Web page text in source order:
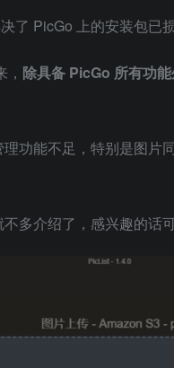
了 PicGo 上的安装包已
除具备 PicGo 所有功
功能不足，特别是图片
多介绍了，感兴趣的话